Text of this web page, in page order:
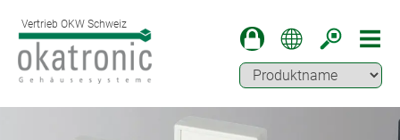
Vertrieb OKW Schweiz